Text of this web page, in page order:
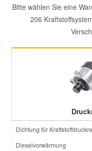
Bitte wählen Sie eine
206
Dichtung für
Dieselvorwärmung
Mini Ersatzteile
Nissan Ersatzteile
Seat Ersatzteile